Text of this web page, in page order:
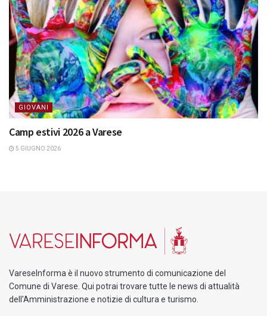
GIOVANI
Camp estivi 2026 a Varese
5 GIUGNO 2026
VareseInforma è il nuovo strumento di comunicazione del
Comune di Varese. Qui potrai trovare tutte le news di attualità
dell'Amministrazione e notizie di cultura e turismo.